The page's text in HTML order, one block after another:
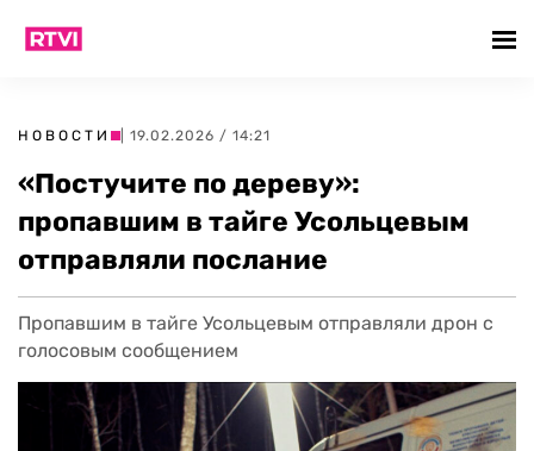
НОВОСТИ | 19.02.2026 / 14:21
«Постучите по дереву»:
пропавшим в тайге Усольцевым
отправляли послание
Пропавшим в тайге Усольцевым отправляли дрон с
голосовым сообщением